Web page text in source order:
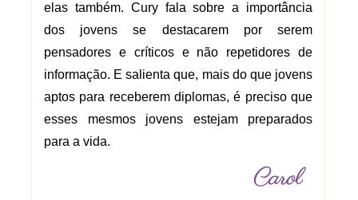
elas também. Cury fala sobre a importância
dos jovens se destacarem por serem
pensadores e críticos e não repetidores de
informação. E salienta que, mais do que jovens
aptos para receberem diplomas, é preciso que
esses mesmos jovens estejam preparados
para a vida.